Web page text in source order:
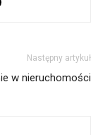
Następny artykuł
w nieruchomości